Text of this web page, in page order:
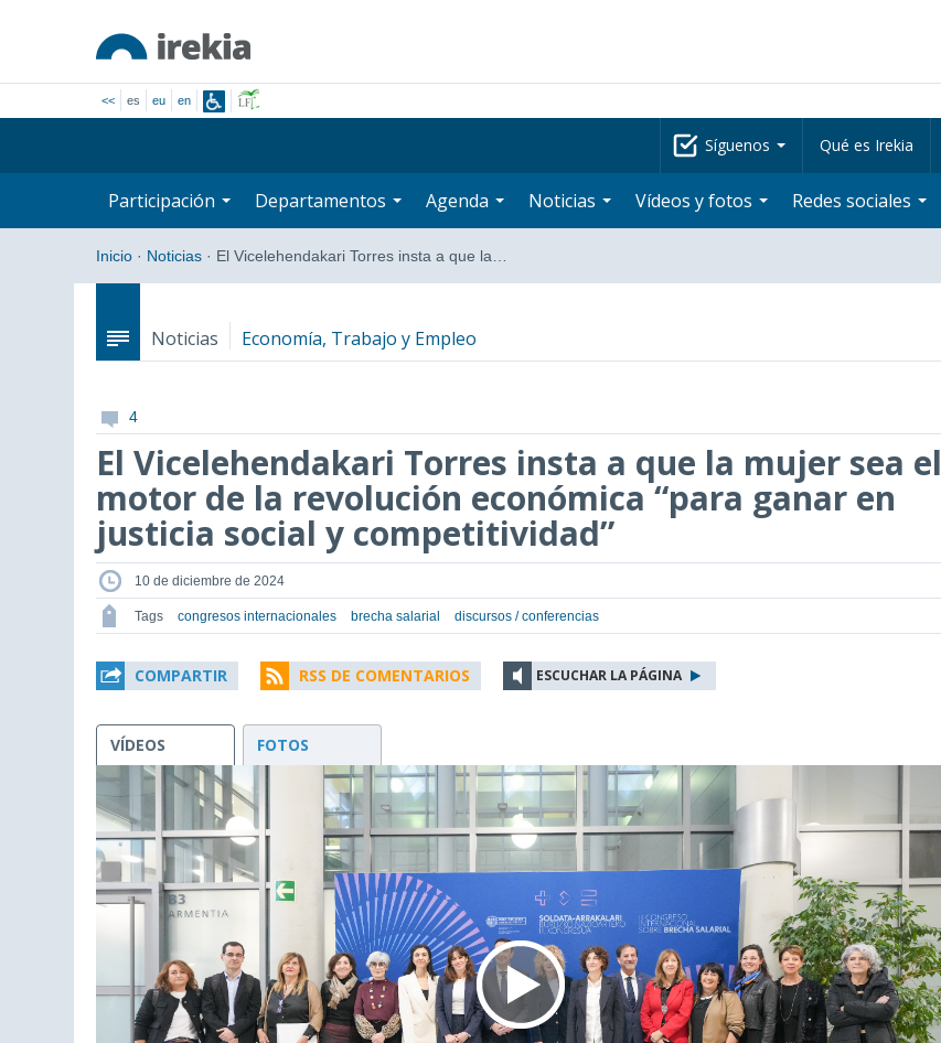
<< es eu en
Síguenos Qué es Irekia
Participación Departamentos Agenda Noticias Vídeos y fotos Redes sociales
Inicio · Noticias · El Vicelehendakari Torres insta a que la…
Noticias Economía, Trabajo y Empleo
4
El Vicelehendakari Torres insta a que la mujer sea el
motor de la revolución económica “para ganar en
justicia social y competitividad”
10 de diciembre de 2024
Tags congresos internacionales brecha salarial discursos / conferencias
COMPARTIR RSS DE COMENTARIOS ESCUCHAR LA PÁGINA
VÍDEOS FOTOS
window.